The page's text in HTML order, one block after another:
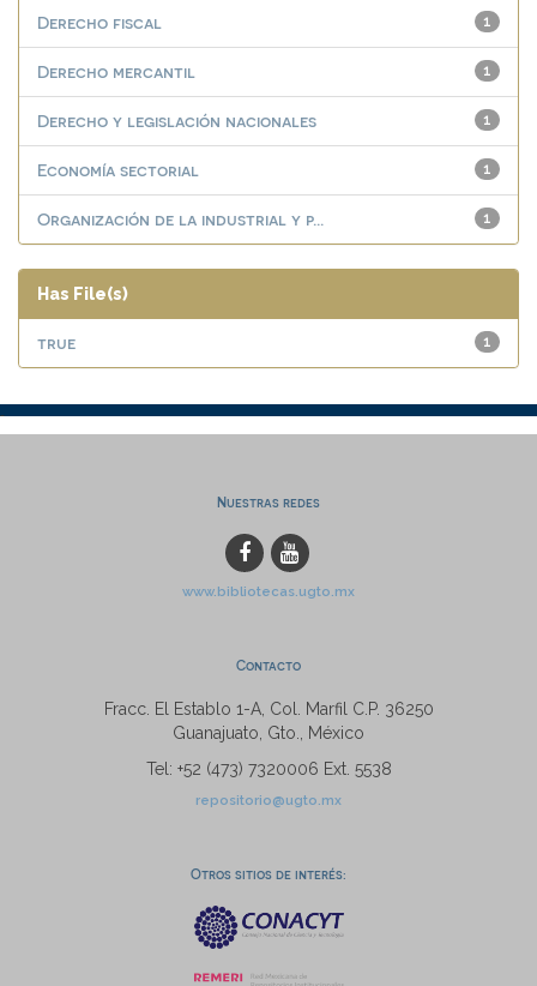
1
Derecho fiscal
1
Derecho mercantil
1
Derecho y legislación nacionales
1
Economía sectorial
1
Organización de la industrial y p...
Has File(s)
1
true
Nuestras redes
www.bibliotecas.ugto.mx
Contacto
Fracc. El Establo 1-A, Col. Marfil C.P. 36250
Guanajuato, Gto., México
Tel: +52 (473) 7320006 Ext. 5538
repositorio@ugto.mx
Otros sitios de interés: